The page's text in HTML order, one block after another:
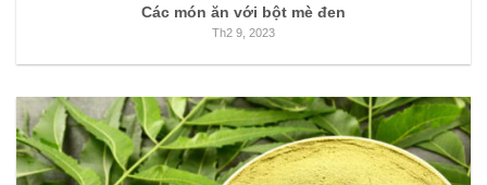
Các món ăn với bột mè đen
Th2 9, 2023